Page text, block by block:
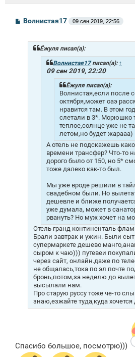
С
о
Волнистая17 09 сен 2019, 22:56
Ёжуля писал(а):
Волнистая17писал(а): ↑
09 сен 2019, 22:20
Ёжуля писал(а):
Волнистая,если после
октября,может оаэ
нравится там. В этом
слетали в 3*. Морюшко
теплое,солнце уже не
летом,но будет жарааа)
А отель не подскажешь
времени трансфер? Что-то
дорого было от 150, но 5*
тоже далеко как-то был.
Мы уже вроде решили в
свадебном были. Но
дешевле и ближе
уже думала, может в
рвануть? Но муж хочет на
Отель гранд континенталь
Брали завтрак и ужин. Были
супермаркете дешево
сыром к чаю))) путевеи
через сайт, онлайн.даже по
не общалась,тока по эл почте
бронь,потом,за неделю до
высылали нам.
Про старую руссу тоже че-то
знаю,езжайте туда,куда
Спасибо большое, посмотрю)))